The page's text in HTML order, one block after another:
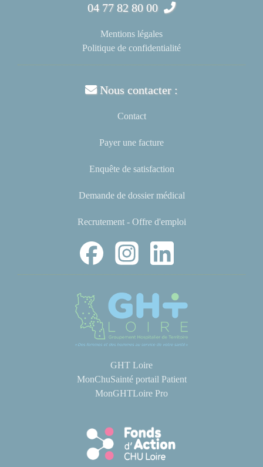
04 77 82 80 00
Mentions légales
Politique de confidentialité
Nous contacter :
Contact
Payer une facture
Enquête de satisfaction
Demande de dossier médical
Recrutement - Offre d'emploi
GHT Loire
MonChuSainté portail Patient
MonGHTLoire Pro